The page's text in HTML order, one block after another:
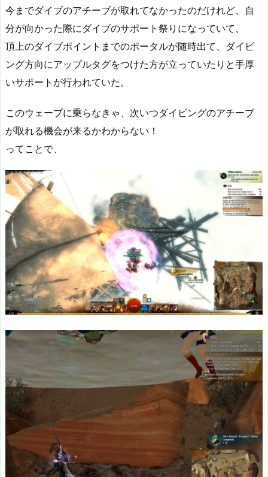
今までダイブのアチーブが取れてなかったのだけれど、自
分が向かった際にダイブのサポート祭りになっていて、
頂上のダイブポイントまでのポータルが随時出て、ダイビ
ング方向にアップルタグをつけた方が立っていたりと手厚
いサポートが行われていた。
このウェーブに乗らなきゃ、次いつダイビングのアチーブ
が取れる機会が来るかわからない！
ってことで、